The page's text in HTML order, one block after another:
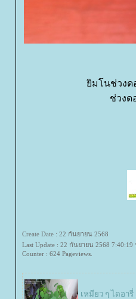
มโนช่วงดอ
ช่วงด
Create Date : 22 กันยายน 2568
Last Update : 22 กันยายน 2568 7:40:19
Counter : 624 Pageviews.
เหมียว ๆ ไดอารี่